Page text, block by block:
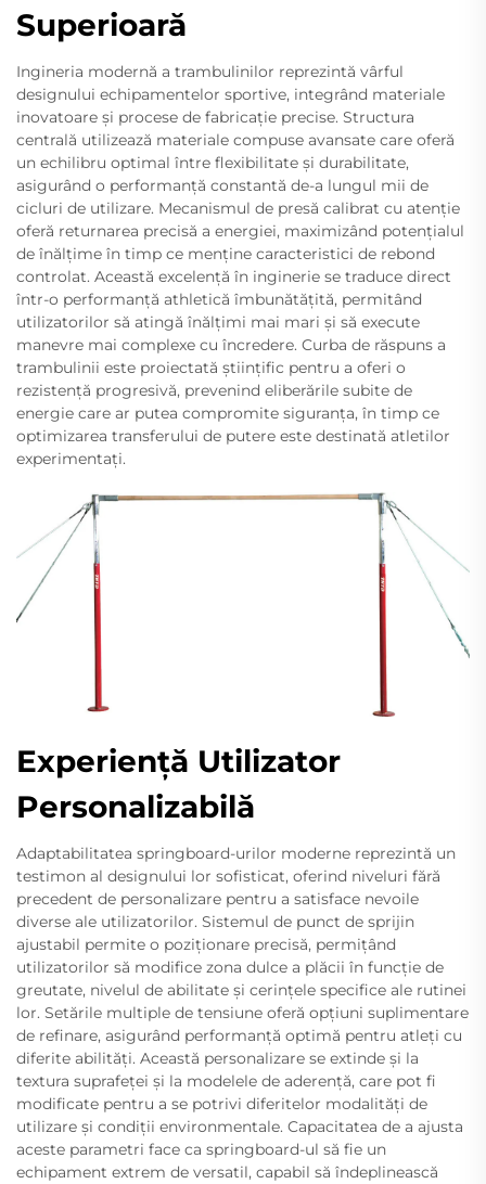
Superioară
Ingineria modernă a trambulinilor reprezintă vârful
designului echipamentelor sportive, integrând materiale
inovatoare și procese de fabricație precise. Structura
centrală utilizează materiale compuse avansate care oferă
un echilibru optimal între flexibilitate și durabilitate,
asigurând o performanță constantă de-a lungul mii de
cicluri de utilizare. Mecanismul de presă calibrat cu atenție
oferă returnarea precisă a energiei, maximizând potențialul
de înălțime în timp ce menține caracteristici de rebond
controlat. Această excelență în inginerie se traduce direct
într-o performanță athletică îmbunătățită, permitând
utilizatorilor să atingă înălțimi mai mari și să execute
manevre mai complexe cu încredere. Curba de răspuns a
trambulinii este proiectată științific pentru a oferi o
rezistență progresivă, prevenind eliberările subite de
energie care ar putea compromite siguranța, în timp ce
optimizarea transferului de putere este destinată atletilor
experimentați.
Experiență Utilizator
Personalizabilă
Adaptabilitatea springboard-urilor moderne reprezintă un
testimon al designului lor sofisticat, oferind niveluri fără
precedent de personalizare pentru a satisface nevoile
diverse ale utilizatorilor. Sistemul de punct de sprijin
ajustabil permite o poziționare precisă, permițând
utilizatorilor să modifice zona dulce a plăcii în funcție de
greutate, nivelul de abilitate și cerințele specifice ale rutinei
lor. Setările multiple de tensiune oferă opțiuni suplimentare
de refinare, asigurând performanță optimă pentru atleți cu
diferite abilități. Această personalizare se extinde și la
textura suprafeței și la modelele de aderență, care pot fi
modificate pentru a se potrivi diferitelor modalități de
utilizare și condiții environmentale. Capacitatea de a ajusta
aceste parametri face ca springboard-ul să fie un
echipament extrem de versatil, capabil să îndeplinească